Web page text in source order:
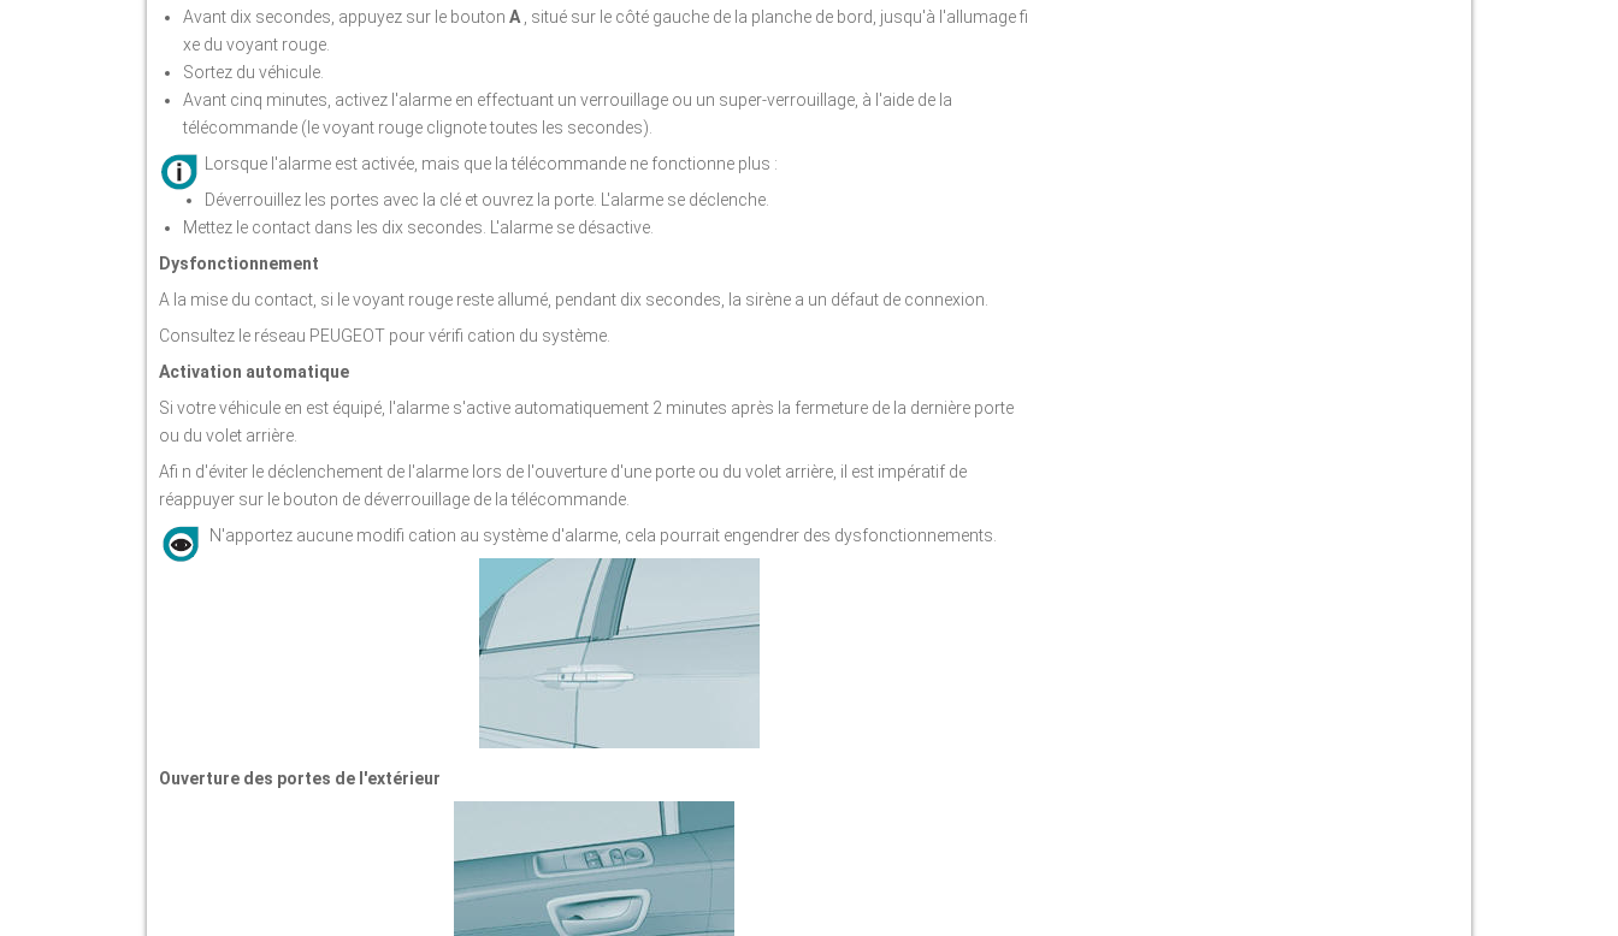
Avant dix secondes, appuyez sur le bouton A
, situé sur le côté gauche de la planche de bord, jusqu'à l'allumage fi
xe du voyant rouge.
Sortez du véhicule.
Avant cinq minutes, activez l'alarme en effectuant un verrouillage ou un super-verrouillage, à l'aide de la
télécommande (le voyant rouge clignote toutes les secondes).
Lorsque l'alarme est activée, mais que la télécommande ne fonctionne plus :
Déverrouillez les portes avec la clé et ouvrez la porte. L'alarme se déclenche.
Mettez le contact dans les dix secondes. L'alarme se désactive.
Dysfonctionnement
A la mise du contact, si le voyant rouge reste allumé, pendant dix secondes, la sirène a un défaut de connexion.
Consultez le réseau PEUGEOT pour vérifi cation du système.
Activation automatique
Si votre véhicule en est équipé, l'alarme s'active automatiquement 2 minutes après la fermeture de la dernière porte
ou du volet arrière.
Afi n d'éviter le déclenchement de l'alarme lors de l'ouverture d'une porte ou du volet arrière, il est impératif de
réappuyer sur le bouton de déverrouillage de la télécommande.
N'apportez aucune modifi cation au système d'alarme, cela pourrait engendrer des dysfonctionnements.
Ouverture des portes de l'extérieur